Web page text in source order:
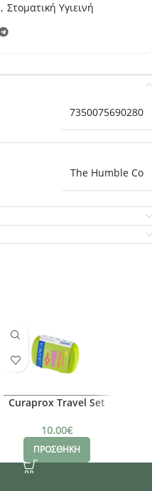
, Στοματική Υγιεινή
7350075690280
The Humble Co
Curaprox Travel Set
10.00€
ΠΡΟΣΘΗΚΗ